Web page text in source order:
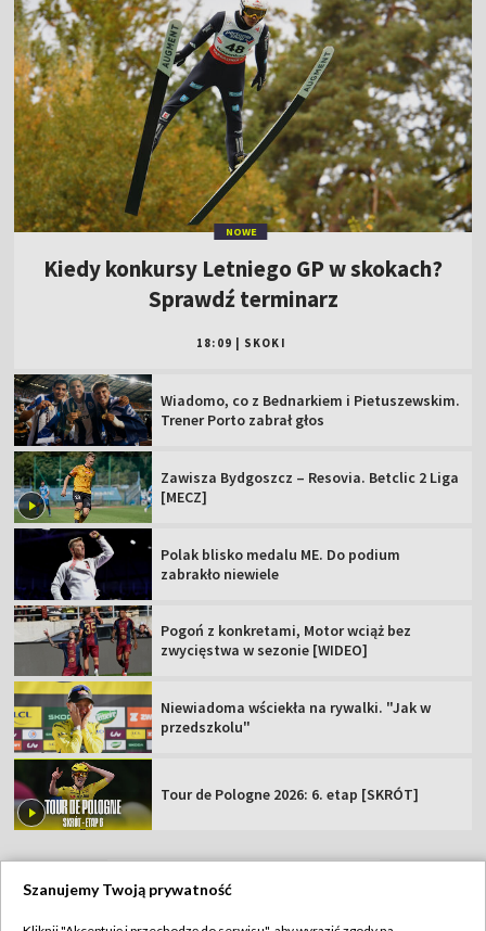
NOWE
Kiedy konkursy Letniego GP w skokach?
Sprawdź terminarz
18:09 SKOKI
Wiadomo, co z Bednarkiem i Pietuszewskim.
Trener Porto zabrał głos
Zawisza Bydgoszcz – Resovia. Betclic 2 Liga
[MECZ]
Polak blisko medalu ME. Do podium
zabrakło niewiele
Pogoń z konkretami, Motor wciąż bez
zwycięstwa w sezonie [WIDEO]
Niewiadoma wściekła na rywalki. "Jak w
przedszkolu"
Tour de Pologne 2026: 6. etap [SKRÓT]
Szanujemy Twoją prywatność